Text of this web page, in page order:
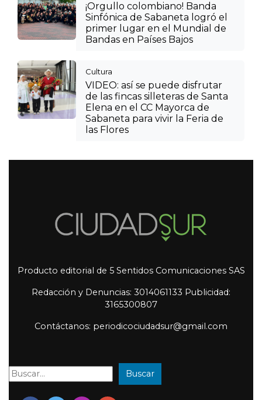
¡Orgullo colombiano! Banda
Sinfónica de Sabaneta logró el
primer lugar en el Mundial de
Bandas en Países Bajos
Cultura
VIDEO: así se puede disfrutar
de las fincas silleteras de Santa
Elena en el CC Mayorca de
Sabaneta para vivir la Feria de
las Flores
Producto editorial de 5 Sentidos Comunicaciones SAS
Redacción y Denuncias: 3014061133 Publicidad:
3165300807
Contáctanos: periodicociudadsur@gmail.com
Buscar: Buscar